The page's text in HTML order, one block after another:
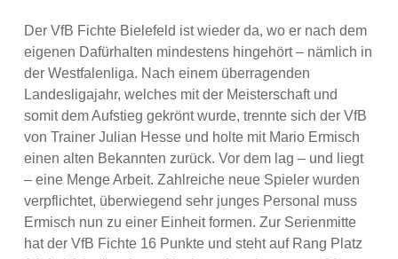
Der VfB Fichte Bielefeld ist wieder da, wo er nach dem
eigenen Dafürhalten mindestens hingehört – nämlich in
der Westfalenliga. Nach einem überragenden
Landesligajahr, welches mit der Meisterschaft und
somit dem Aufstieg gekrönt wurde, trennte sich der VfB
von Trainer Julian Hesse und holte mit Mario Ermisch
einen alten Bekannten zurück. Vor dem lag – und liegt
– eine Menge Arbeit. Zahlreiche neue Spieler wurden
verpflichtet, überwiegend sehr junges Personal muss
Ermisch nun zu einer Einheit formen. Zur Serienmitte
hat der VfB Fichte 16 Punkte und steht auf Rang Platz